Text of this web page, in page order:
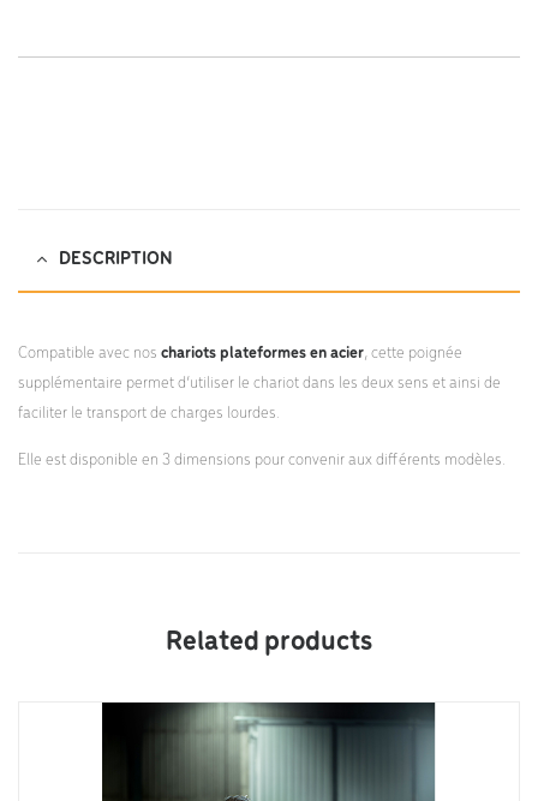
content/uploads/2022/04/KM144400-notice-montage.pdf;
DESCRIPTION
Compatible avec nos chariots plateformes en acier, cette poignée
supplémentaire permet d’utiliser le chariot dans les deux sens et ainsi de
faciliter le transport de charges lourdes.
Elle est disponible en 3 dimensions pour convenir aux différents modèles.
Related products